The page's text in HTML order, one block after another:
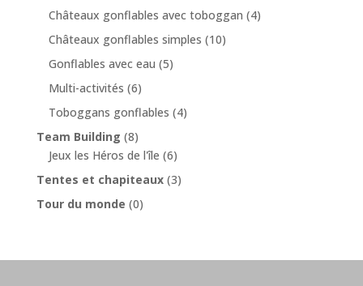
Châteaux gonflables avec toboggan (4)
Châteaux gonflables simples (10)
Gonflables avec eau (5)
Multi-activités (6)
Toboggans gonflables (4)
Team Building (8)
Jeux les Héros de l'île (6)
Tentes et chapiteaux (3)
Tour du monde (0)